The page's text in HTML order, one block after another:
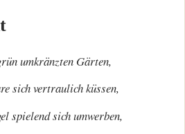
umkränzten Gärten,
sich vertraulich küssen,
spielend sich umwerben,